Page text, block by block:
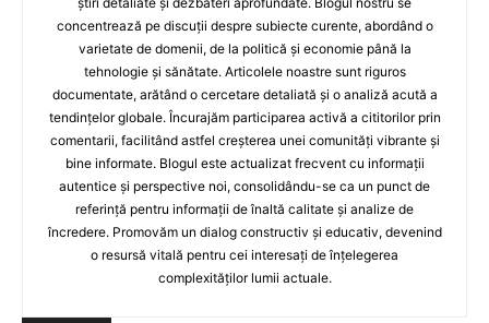
concentrează pe discuții despre subiecte curente, abordând o
varietate de domenii, de la politică și economie până la
tehnologie și sănătate. Articolele noastre sunt riguros
documentate, arătând o cercetare detaliată și o analiză acută a
tendințelor globale. Încurajăm participarea activă a cititorilor prin
comentarii, facilitând astfel creșterea unei comunități vibrante și
bine informate. Blogul este actualizat frecvent cu informații
autentice și perspective noi, consolidându-se ca un punct de
referință pentru informații de înaltă calitate și analize de
încredere. Promovăm un dialog constructiv și educativ, devenind
o resursă vitală pentru cei interesați de înțelegerea
complexităților lumii actuale.